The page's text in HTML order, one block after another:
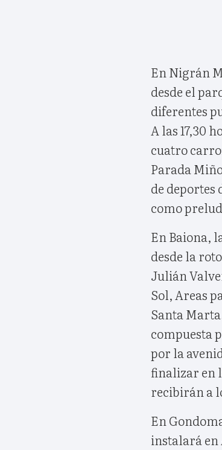
En Nigrán
desde el
diferentes
A las 17,30
cuatro
Parada
de deportes
como
En Baiona,
desde la
Julián
Sol, Areas
Santa
compuesta
por la
finalizar en
recibirán a
En
instalará en